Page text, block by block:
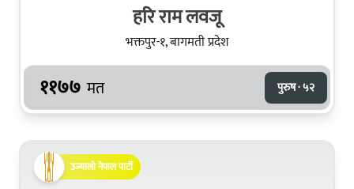
हरि राम लवजू
भक्तपुर-१, बागमती प्रदेश
११७७ मत पुरुष · ५२
उज्यालो नेपाल पार्टी